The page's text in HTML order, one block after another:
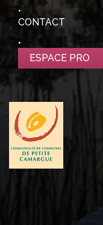
CONTACT
ESPACE PRO